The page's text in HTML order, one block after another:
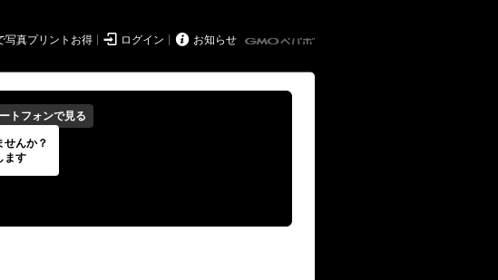
写真プリントお得  ログイン  お知らせ
トフォンで見る
せんか？
ます